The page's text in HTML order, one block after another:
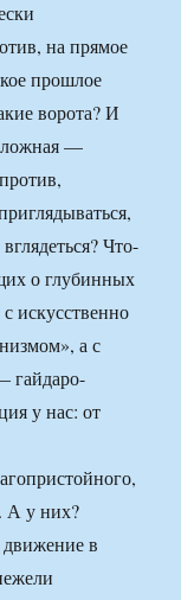
на прямое
прошлое
ворота? И
—
Что-
о глубинных
искусственно
а с
гайдаро-
у нас: от
А у них?
в